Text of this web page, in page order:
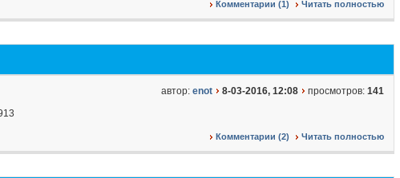
Комментарии (1) Читать полностью
автор: enot 8-03-2016, 12:08 просмотров: 141
Комментарии (2) Читать полностью